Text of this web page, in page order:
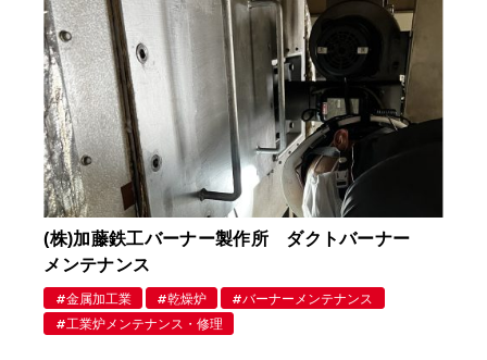
(株)加藤鉄工バーナー製作所 ダクトバーナー
メンテナンス
金属加工業 乾燥炉
バーナーメンテナンス
工業炉メンテナンス・修理